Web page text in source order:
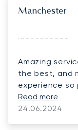
Manchester
Amazing
the best, and
experience so
the best cost
Read more
24.06.2024